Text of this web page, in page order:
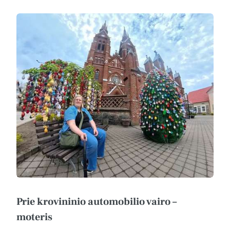
Prie krovininio automobilio vairo –
moteris